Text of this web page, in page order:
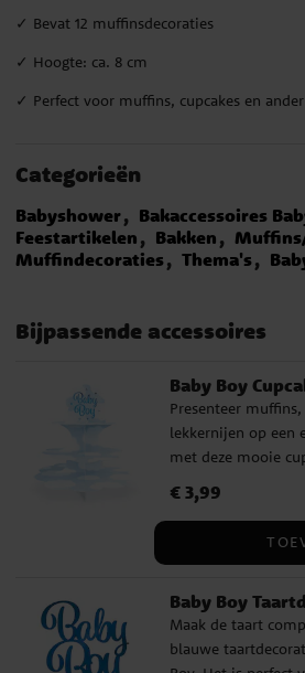
✓ Bevat 12 muffinsdecoraties
✓ Hoogte: ca. 8 cm
✓ Perfect voor muffins, cupcakes en
Categorieën
Babyshower
Bakaccessoires
Feestartikelen
Bakken
Muffindecoraties
Thema's
Bijpassende accessoires
Baby Boy
Presenteer
lekkernijen op een
met deze mooie
tekst 'Baby Boy'.
andere vieringen
cupcakestandaard
en maakt het
om de gebakjes
Prijs:€ 3,99
€ 3,99
Baby Boy
Maak de taart
blauwe